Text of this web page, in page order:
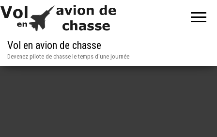
Vol en avion de chasse
Devenez pilote de chasse le temps d'une journée